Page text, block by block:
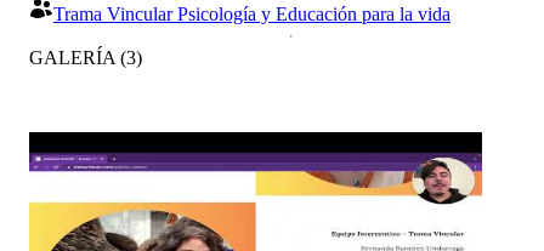
Trama Vincular Psicología y Educación para la vida
GALERÍA (3)